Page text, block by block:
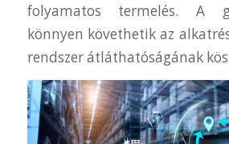
folyamatos termelés. A
könnyen követhetik az
rendszer átláthatóságának